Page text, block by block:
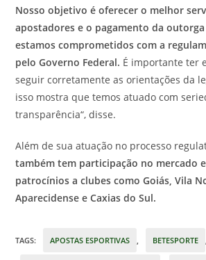
Nosso objetivo é oferecer o melhor
apostadores e o pagamento da
estamos comprometidos com a
pelo Governo Federal. É importante ter
seguir corretamente as orientações da
isso mostra que temos atuado com
transparência“, disse.
Além de sua atuação no processo
também tem participação no mercado
patrocínios a clubes como Goiás, Vila
Aparecidense e Caxias do Sul.
TAGS: APOSTAS ESPORTIVAS BETESPORTE